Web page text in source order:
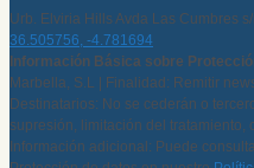
Urb. Elviria Hills Avda Las Cumbres
36.505756, -4.781694
Información Básica sobre
Marbella, S.L | Finalidad: Remitir
Destinatarios: No se cederán o
supresión, limitación del tratamiento,
Información adicional: Puede